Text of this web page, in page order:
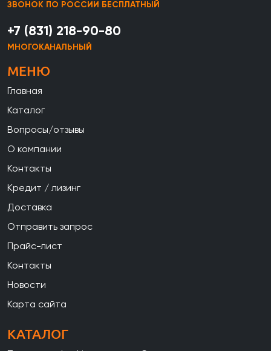
ЗВОНОК ПО РОССИИ БЕСПЛАТНЫЙ
+7 (831) 218-90-80
МНОГОКАНАЛЬНЫЙ
МЕНЮ
Главная
Каталог
Вопросы/отзывы
О компании
Контакты
Кредит / лизинг
Доставка
Отправить запрос
Прайс-лист
Контакты
Новости
Карта сайта
КАТАЛОГ